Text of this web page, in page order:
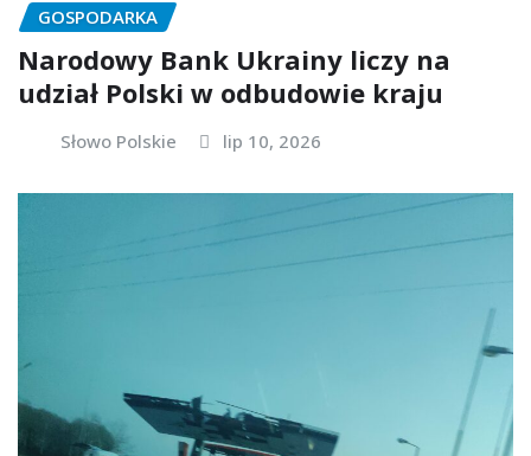
GOSPODARKA
Narodowy Bank Ukrainy liczy na
udział Polski w odbudowie kraju
Słowo Polskie lip 10, 2026